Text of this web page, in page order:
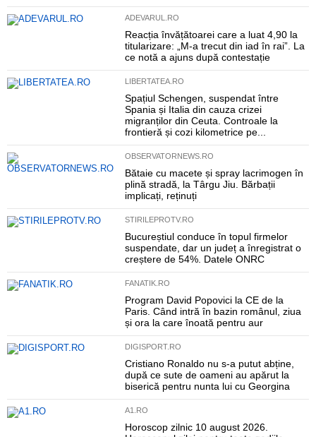
ADEVARUL.RO
Reacția învățătoarei care a luat 4,90 la
titularizare: „M-a trecut din iad în rai”. La
ce notă a ajuns după contestație
LIBERTATEA.RO
Spațiul Schengen, suspendat între
Spania și Italia din cauza crizei
migranților din Ceuta. Controale la
frontieră și cozi kilometrice pe...
OBSERVATORNEWS.RO
Bătaie cu macete și spray lacrimogen în
plină stradă, la Târgu Jiu. Bărbații
implicați, reținuți
STIRILEPROTV.RO
Bucureștiul conduce în topul firmelor
suspendate, dar un județ a înregistrat o
creștere de 54%. Datele ONRC
FANATIK.RO
Program David Popovici la CE de la
Paris. Când intră în bazin românul, ziua
și ora la care înoată pentru aur
DIGISPORT.RO
Cristiano Ronaldo nu s-a putut abține,
după ce sute de oameni au apărut la
biserică pentru nunta lui cu Georgina
A1.RO
Horoscop zilnic 10 august 2026.